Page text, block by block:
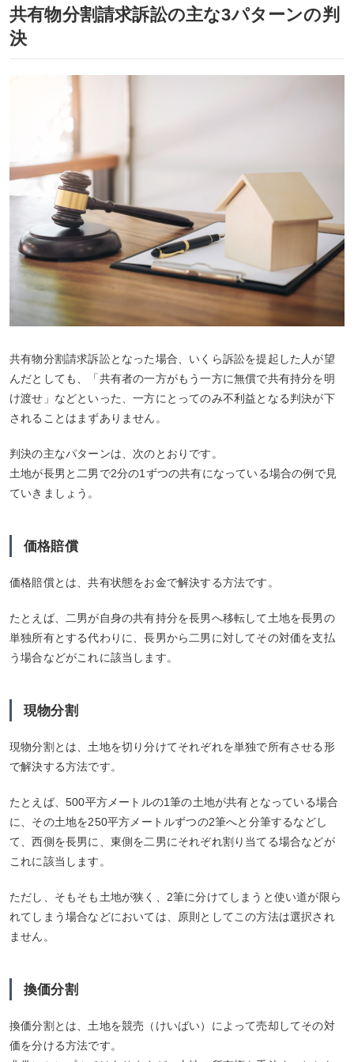
共有物分割請求訴訟の主な3パターンの判
決
共有物分割請求訴訟となった場合、いくら訴訟を提起した人が望
んだとしても、「共有者の一方がもう一方に無償で共有持分を明
け渡せ」などといった、一方にとってのみ不利益となる判決が下
されることはまずありません。
判決の主なパターンは、次のとおりです。
土地が長男と二男で2分の1ずつの共有になっている場合の例で見
ていきましょう。
価格賠償
価格賠償とは、共有状態をお金で解決する方法です。
たとえば、二男が自身の共有持分を長男へ移転して土地を長男の
単独所有とする代わりに、長男から二男に対してその対価を支払
う場合などがこれに該当します。
現物分割
現物分割とは、土地を切り分けてそれぞれを単独で所有させる形
で解決する方法です。
たとえば、500平方メートルの1筆の土地が共有となっている場合
に、その土地を250平方メートルずつの2筆へと分筆するなどし
て、西側を長男に、東側を二男にそれぞれ割り当てる場合などが
これに該当します。
ただし、そもそも土地が狭く、2筆に分けてしまうと使い道が限ら
れてしまう場合などにおいては、原則としてこの方法は選択され
ません。
換価分割
換価分割とは、土地を競売（けいばい）によって売却してその対
価を分ける方法です。